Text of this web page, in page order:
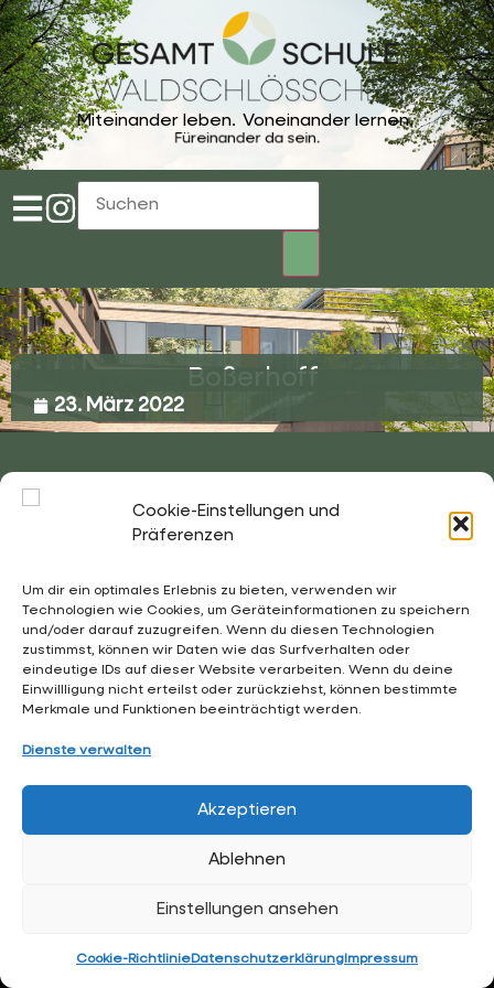
Cookie-Einstellungen und
Präferenzen
Um dir ein optimales Erlebnis zu bieten, verwenden wir
Technologien wie Cookies, um Geräteinformationen zu speichern
und/oder darauf zuzugreifen. Wenn du diesen Technologien
zustimmst, können wir Daten wie das Surfverhalten oder
eindeutige IDs auf dieser Website verarbeiten. Wenn du deine
Einwillligung nicht erteilst oder zurückziehst, können bestimmte
Merkmale und Funktionen beeinträchtigt werden.
Dienste verwalten
Akzeptieren
Ablehnen
Einstellungen ansehen
Cookie-RichtlinieDatenschutzerklärung Impressum
Miteinander leben. Voneinander lernen.
Füreinander da sein.
Boßerhoff
23. März 2022
sekretariat@waldschloesschen.schule
Über uns
FAQ - Häufig gestellte Fragen
Impressum
Datenschutzerklärung
Hintergrundgrafiken:
Formtool, Anton Kolev • Website-Design:Arne Hupe
arne.hupe@gmx.de